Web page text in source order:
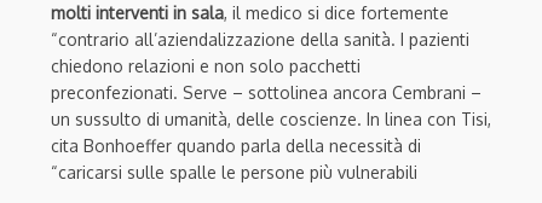
molti interventi in sala, il medico si dice fortemente
“contrario all’aziendalizzazione della sanità. I pazienti
chiedono relazioni e non solo pacchetti
preconfezionati. Serve – sottolinea ancora Cembrani –
un sussulto di umanità, delle coscienze. In linea con Tisi,
cita Bonhoeffer quando parla della necessità di
“caricarsi sulle spalle le persone più vulnerabili